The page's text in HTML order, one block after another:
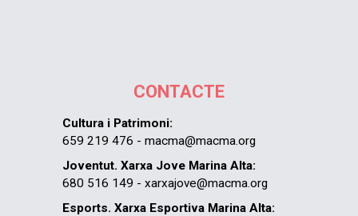
CONTACTE
Cultura i Patrimoni:
659 219 476 - macma@macma.org
Joventut. Xarxa Jove Marina Alta:
680 516 149 - xarxajove@macma.org
Esports. Xarxa Esportiva Marina Alta: